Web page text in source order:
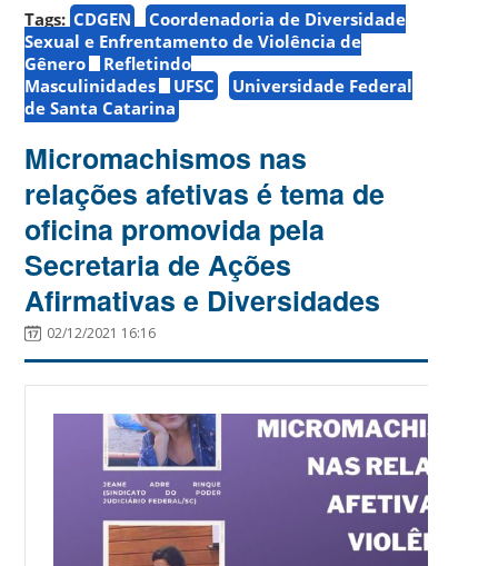
Tags: CDGEN
Coordenadoria de Diversidade
Sexual e Enfrentamento de Violência de
Gênero
Refletindo
Masculinidades
UFSC
Universidade Federal
de Santa Catarina
Micromachismos nas
relações afetivas é tema de
oficina promovida pela
Secretaria de Ações
Afirmativas e Diversidades
02/12/2021 16:16